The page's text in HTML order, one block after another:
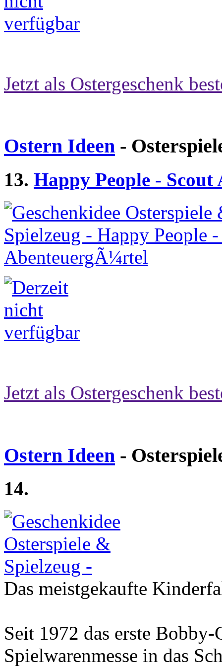
Jetzt als Ostergeschenk
Ostern Ideen -
13. Happy People -
Jetzt als Ostergeschenk
Ostern Ideen -
14.
Das meistgekaufte
Seit 1972 das erste
Spielwarenmesse in das